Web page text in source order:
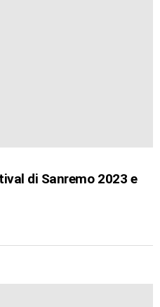
di Sanremo 2023 e